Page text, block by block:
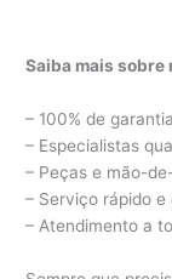
Saiba mais
– 100% de
– Especialistas
– Peças e mão-
– Serviço rápido
– Atendimento a